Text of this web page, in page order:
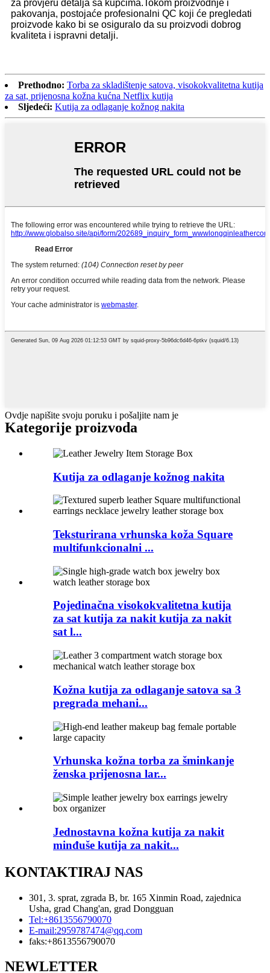
za provjeru detalja sa kupcima.Tokom proizvodnje i
pakovanja, postojaće profesionalni QC koji će pregledati
proizvode kako bi se osiguralo da su proizvodi dobrog
kvaliteta i ispravni detalji.
Prethodno: Torba za skladištenje satova, visokokvalitetna kutija
za sat, prijenosna kožna kućna Netflix kutija
Sljedeći: Kutija za odlaganje kožnog nakita
Ovdje napišite svoju poruku i pošaljite nam je
Kategorije proizvoda
Kutija za odlaganje kožnog nakita
Teksturirana vrhunska koža Square
multifunkcionalni ...
Pojedinačna visokokvalitetna kutija
za sat kutija za nakit kutija za nakit
sat l...
Kožna kutija za odlaganje satova sa 3
pregrada mehani...
Vrhunska kožna torba za šminkanje
ženska prijenosna lar...
Jednostavna kožna kutija za nakit
minđuše kutija za nakit...
KONTAKTIRAJ NAS
301, 3. sprat, zgrada B, br. 165 Xinmin Road, zajednica
Usha, grad Chang'an, grad Dongguan
Tel:+8613556790070
E-mail:2959787474@qq.com
faks:+8613556790070
NEWLETTER